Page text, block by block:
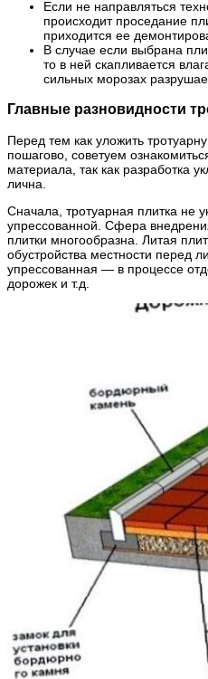
Если не направляться
происходит проседание
приходится ее
В случае если выбрана
то в ней скапливается
сильных морозах
Главные разновидности
Перед тем как уложить
пошагово, советуем
материала, так как разработка
лична.
Сначала, тротуарная плитка не
упрессованной. Сфера
плитки многообразна. Литая
обустройства местности перед
упрессованная — в процессе
дорожек и т.д.